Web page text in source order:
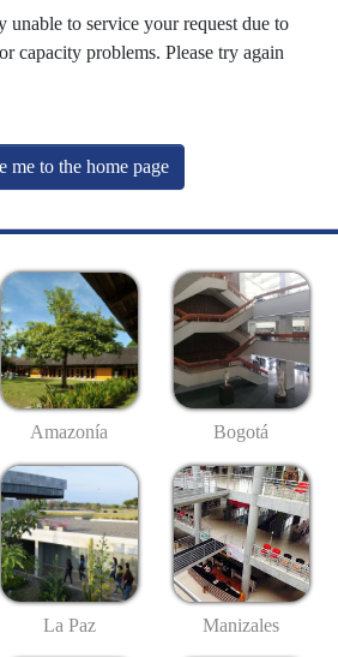
unable to service your request due to
capacity problems. Please try again
me to the home page
Amazonía Bogotá
La Paz Manizales